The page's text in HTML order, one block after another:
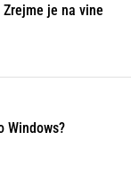
je na vine
Windows?